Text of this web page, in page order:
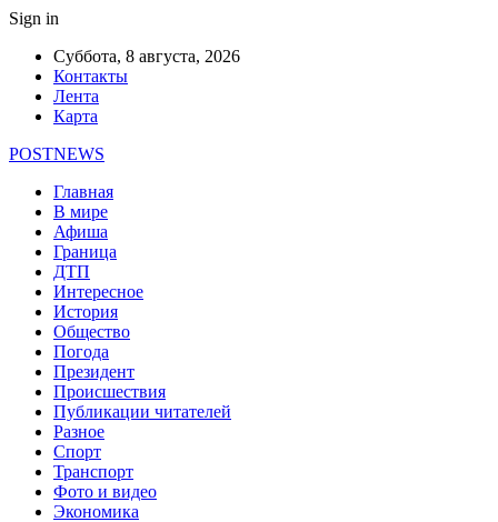
Sign in
Суббота, 8 августа, 2026
Контакты
Лента
Карта
POSTNEWS
Главная
В мире
Афиша
Граница
ДТП
Интересное
История
Общество
Погода
Президент
Происшествия
Публикации читателей
Разное
Спорт
Транспорт
Фото и видео
Экономика